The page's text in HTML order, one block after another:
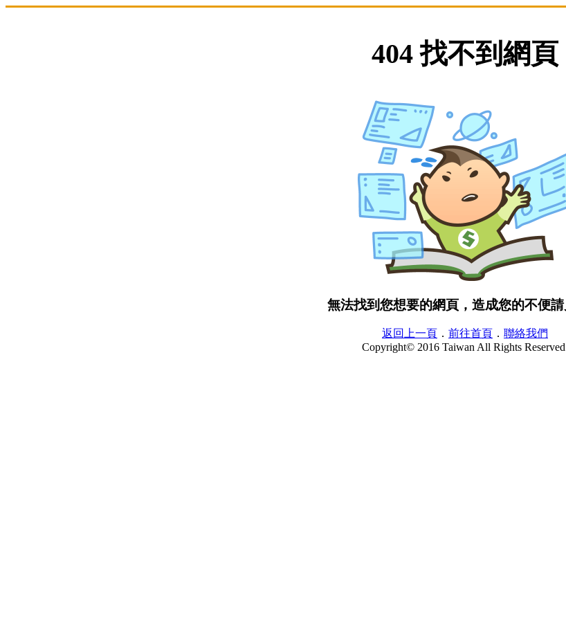
404 找不到網頁
無法找到您想要的網頁，造成您的不便請
返回上一頁 ． 前往首頁 ． 聯絡我們
Copyright© 2016 Taiwan All Rights